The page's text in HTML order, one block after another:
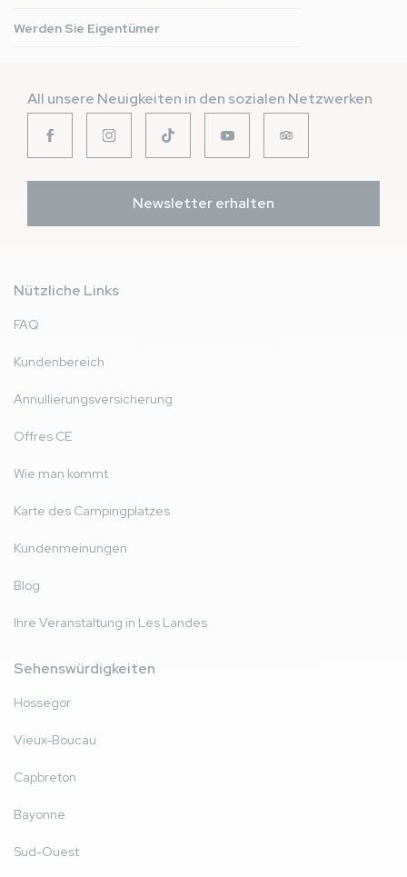
Werden Sie Eigentümer
All unsere Neuigkeiten in den sozialen Netzwerken
Newsletter erhalten
Nützliche Links
FAQ
Kundenbereich
Annullierungsversicherung
Offres CE
Wie man kommt
Karte des Campingplatzes
Kundenmeinungen
Blog
Ihre Veranstaltung in Les Landes
Sehenswürdigkeiten
Hossegor
Vieux-Boucau
Capbreton
Bayonne
Sud-Ouest